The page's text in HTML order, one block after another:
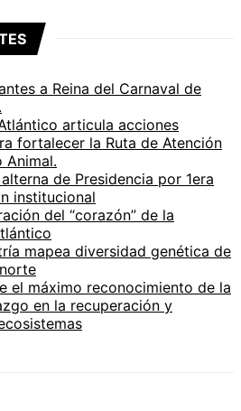
a Reina del Carnaval de
articula acciones
fortalecer la Ruta de Atención
Animal.
de Presidencia por 1era
institucional
del “corazón” de la
mapea diversidad genética de
el máximo reconocimiento de la
en la recuperación y